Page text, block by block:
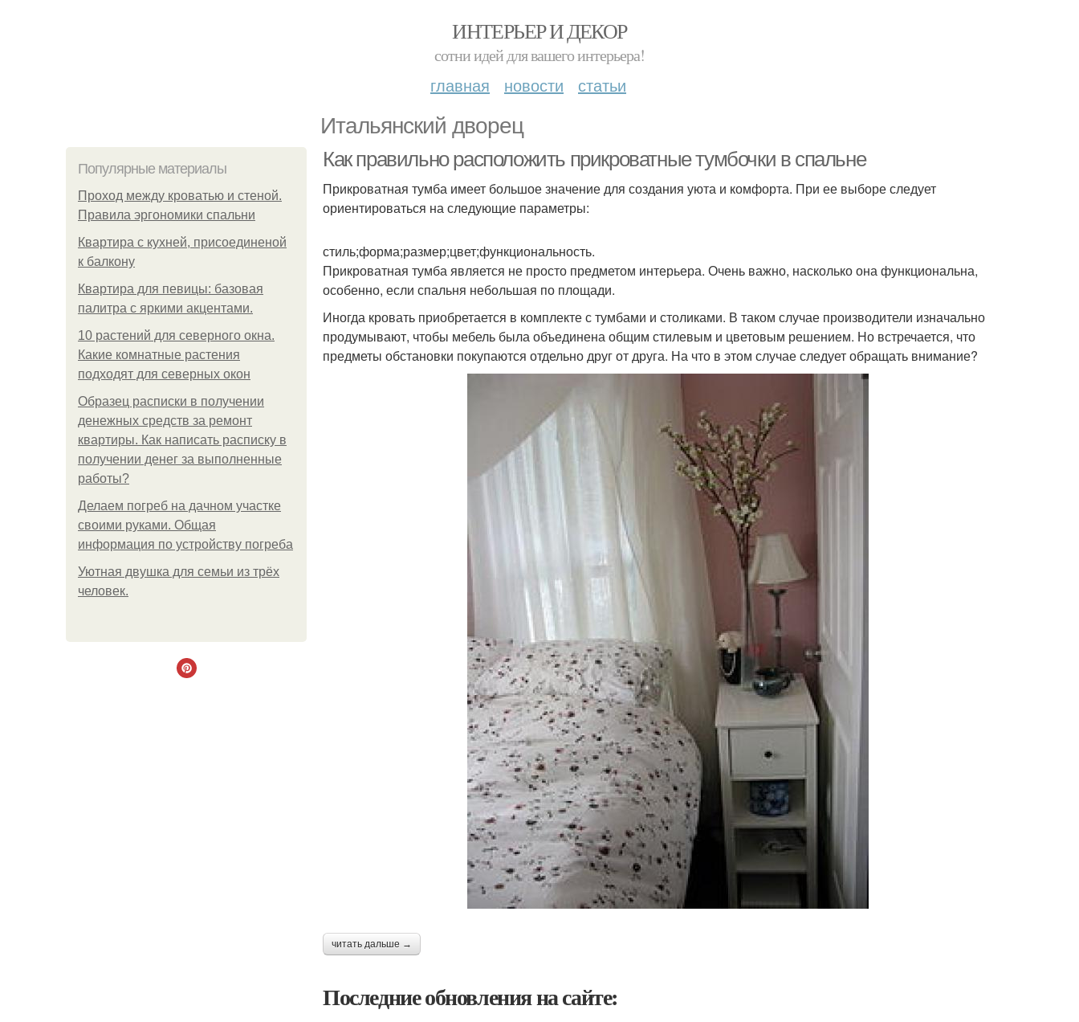
ИНТЕРЬЕР И ДЕКОР
сотни идей для вашего интерьера!
главная новости статьи
Итальянский дворец
Популярные материалы
Проход между кроватью и стеной.
Правила эргономики спальни
Квартира с кухней, присоединеной
к балкону
Квартира для певицы: базовая
палитра с яркими акцентами.
10 растений для северного окна.
Какие комнатные растения
подходят для северных окон
Образец расписки в получении
денежных средств за ремонт
квартиры. Как написать расписку в
получении денег за выполненные
работы?
Делаем погреб на дачном участке
своими руками. Общая
информация по устройству погреба
Уютная двушка для семьи из трёх
человек.
Как правильно расположить прикроватные тумбочки в спальне
Прикроватная тумба имеет большое значение для создания уюта и комфорта. При ее выборе следует
ориентироваться на следующие параметры:
стиль;форма;размер;цвет;функциональность.
Прикроватная тумба является не просто предметом интерьера. Очень важно, насколько она функциональна,
особенно, если спальня небольшая по площади.
Иногда кровать приобретается в комплекте с тумбами и столиками. В таком случае производители изначально
продумывают, чтобы мебель была объединена общим стилевым и цветовым решением. Но встречается, что
предметы обстановки покупаются отдельно друг от друга. На что в этом случае следует обращать внимание?
читать дальше →
Последние обновления на сайте: